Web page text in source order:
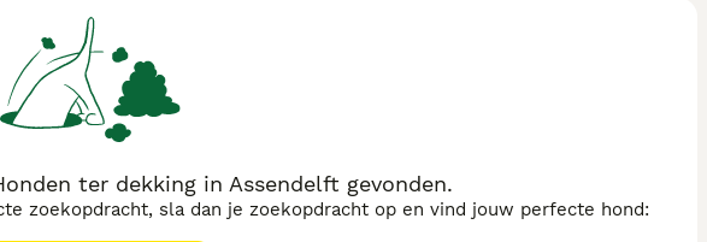
ter dekking in Assendelft gevonden.
zoekopdracht, sla dan je zoekopdracht op en vind jouw perfecte hond: